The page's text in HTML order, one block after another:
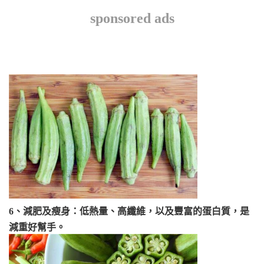
sponsored ads
6、減肥及瘦身：低熱量、高纖維，以及豐富的蛋白質，是
減重好幫手。